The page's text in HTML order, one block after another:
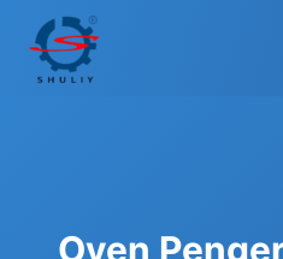
content
Oven